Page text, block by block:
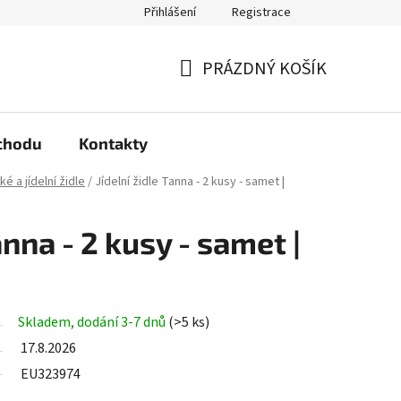
Podmínky ochrany osobních údajů
Přihlášení Registrace
PRÁZDNÝ KOŠÍK
Kontakty
a jídelní židle/ Jídelní židle Tanna - 2 kusy - samet |
- 2 kusy - samet |
Skladem, dodání 3-7 dnů (>5 ks)
17.8.2026
EU323974